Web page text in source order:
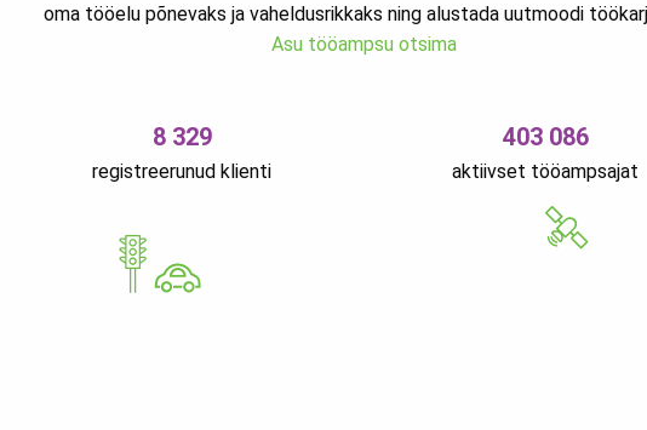
oma tööelu põnevaks ja vaheldusrikkaks ning alustada uutmoodi
Asu tööampsu otsima
8 329
registreerunud klienti
403 086
aktiivset tööampsajat